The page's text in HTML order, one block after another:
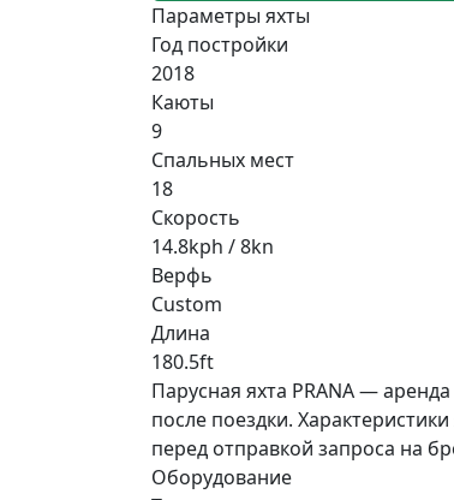
Параметры яхты
Год постройки
2018
Каюты
9
Спальных мест
18
Скорость
14.8kph / 8kn
Верфь
Custom
Длина
180.5ft
Парусная яхта PRANA —
после поездки.
перед отправкой запроса на
Оборудование